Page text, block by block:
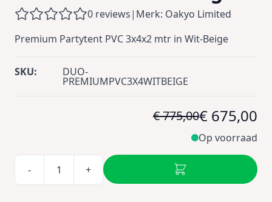
0 reviews| Merk: Oakyo Limited
Premium Partytent PVC 3x4x2 mtr in Wit-Beige
SKU: DUO-
PREMIUMPVC3X4WITBEIGE
€ 775,00€ 675,00
Op voorraad
- +